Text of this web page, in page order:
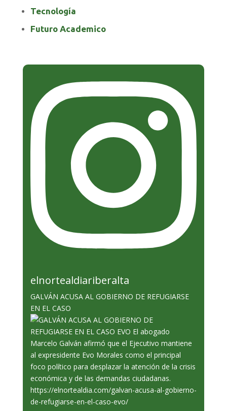
Tecnología
Futuro Academico
elnortealdiariberalta
GALVÁN ACUSA AL GOBIERNO DE REFUGIARSE
EN EL CASO